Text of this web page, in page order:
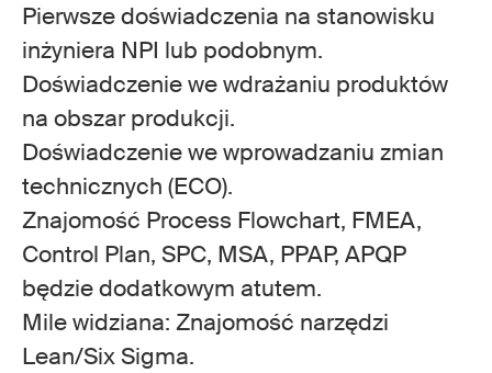
Pierwsze doświadczenia na stanowisku
inżyniera NPI lub podobnym.
Doświadczenie we wdrażaniu produktów
na obszar produkcji.
Doświadczenie we wprowadzaniu zmian
technicznych (ECO).
Znajomość Process Flowchart, FMEA,
Control Plan, SPC, MSA, PPAP, APQP
będzie dodatkowym atutem.
Mile widziana: Znajomość narzędzi
Lean/Six Sigma.